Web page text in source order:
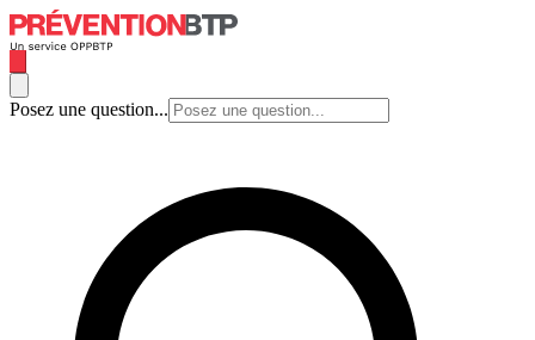
Posez une question...